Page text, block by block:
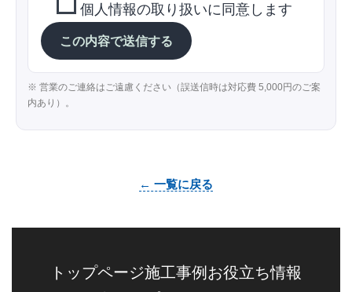
個人情報の取り扱いに同意します
※ 営業のご連絡はご遠慮ください（誤送信時は対応費 5,000円のご案
内あり）。
← 一覧に戻る
トップページ施工事例お役立ち情報